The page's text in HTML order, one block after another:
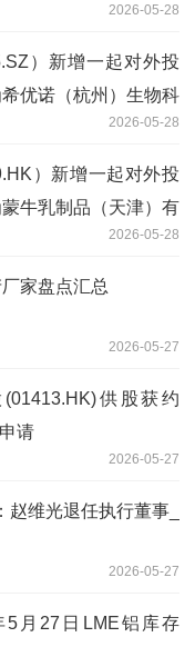
2026-05-28
）新增一起对外投
优诺（杭州）生物科
2026-05-28
）新增一起对外投
牛乳制品（天津）有
2026-05-28
家盘点汇总
2026-05-27
供股获约
请
2026-05-27
维光退任执行董事_
2026-05-27
5月27日LME铝库存